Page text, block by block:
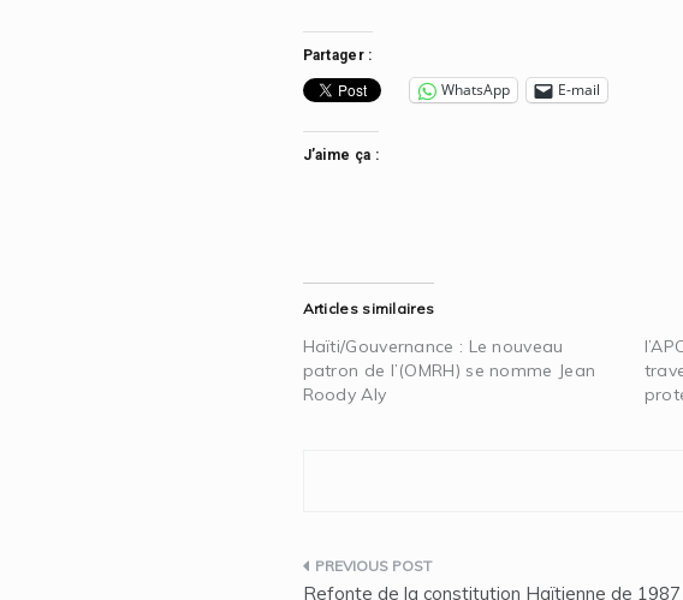
Partager :
WhatsApp E-mail
J’aime ça :
Articles similaires
Haïti/Gouvernance : Le nouveau
patron de l’(OMRH) se nomme Jean
Roody Aly
Navigation
Refonte de la constitution Haïtienne de 1987